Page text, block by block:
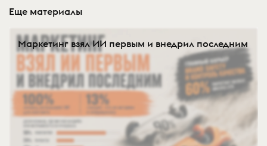
Еще материалы
Маркетинг взял ИИ первым и внедрил последним